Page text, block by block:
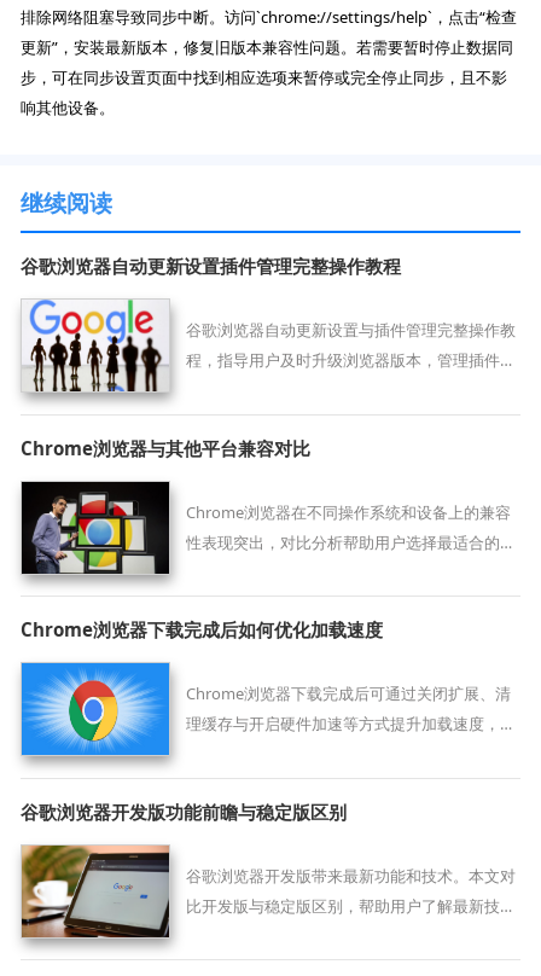
排除网络阻塞导致同步中断。访问`chrome://settings/help`，点击“检查
更新”，安装最新版本，修复旧版本兼容性问题。若需要暂时停止数据同
步，可在同步设置页面中找到相应选项来暂停或完全停止同步，且不影
响其他设备。
继续阅读
谷歌浏览器自动更新设置插件管理完整操作教程
谷歌浏览器自动更新设置与插件管理完整操作教
程，指导用户及时升级浏览器版本，管理插件更
率。
Chrome浏览器与其他平台兼容对比
Chrome浏览器在不同操作系统和设备上的兼容
性表现突出，对比分析帮助用户选择最适合的平
Chrome浏览器下载完成后如何优化加载速度
Chrome浏览器下载完成后可通过关闭扩展、清
理缓存与开启硬件加速等方式提升加载速度，改
谷歌浏览器开发版功能前瞻与稳定版区别
谷歌浏览器开发版带来最新功能和技术。本文对
比开发版与稳定版区别，帮助用户了解最新技术